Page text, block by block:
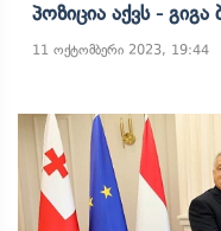
Პოზიცია Აქვს - Გიგა
11 ოქტომბერი 2023, 19:44